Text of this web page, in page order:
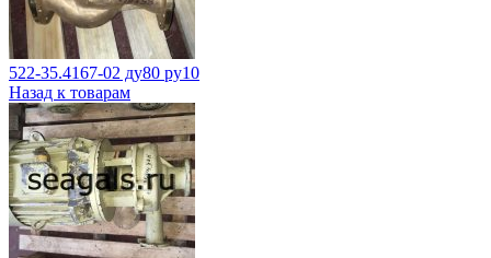
522-35.4167-02 ду80 ру10
Назад к товарам